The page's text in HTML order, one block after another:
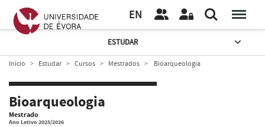
EN
ESTUDAR
Início Estudar Cursos Mestrados Bioarqueologia
Bioarqueologia
Mestrado
Ano Letivo 2025/2026